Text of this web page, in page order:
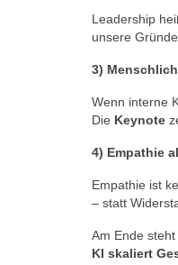
Leadership
unsere
3)
Wenn interne
Die Keynote
4) Empathie
Empathie ist
– statt
Am Ende
KI skaliert